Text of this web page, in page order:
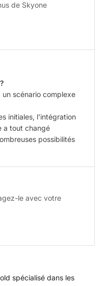
spécialisé dans les
de Skyone
scénario complexe
initiales, l'intégration
a tout changé
possibilités
le avec votre